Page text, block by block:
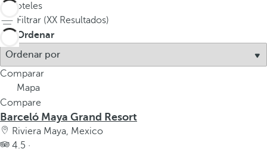
4
hoteles
Filtrar (XX Resultados)
Ordenar
Comparar
Mapa
Compare
Barceló Maya Grand Resort
Riviera Maya, Mexico
4.5 ·